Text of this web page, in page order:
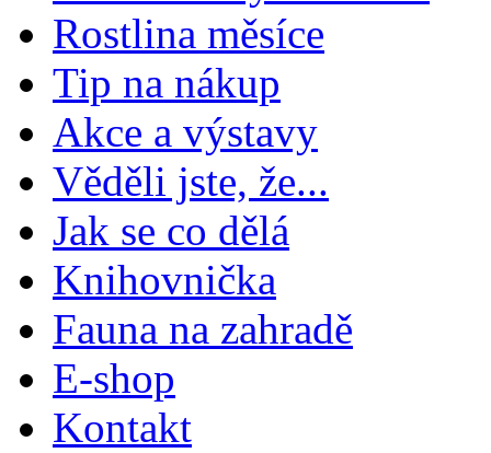
Rostlina měsíce
Tip na nákup
Akce a výstavy
Věděli jste, že...
Jak se co dělá
Knihovnička
Fauna na zahradě
E-shop
Kontakt